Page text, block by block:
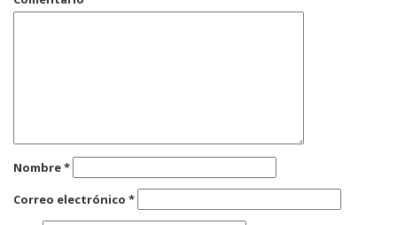
Nombre*
Correo electrónico *